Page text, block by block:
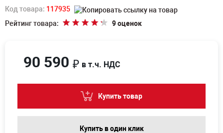
Код товара: 117935
Рейтинг товара:
9 оценок
90 590 ₽ в т.ч. НДС
Купить товар
Купить в один клик